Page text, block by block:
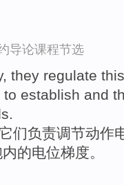
导论课程节选
they regulate
to establish and
们负责调节动作
的电位梯度。